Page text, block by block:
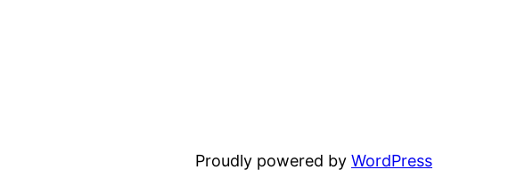
Proudly powered by WordPress